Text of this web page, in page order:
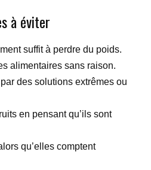
à éviter
suffit à perdre du poids.
alimentaires sans raison.
des solutions extrêmes ou
en pensant qu’ils sont
qu’elles comptent